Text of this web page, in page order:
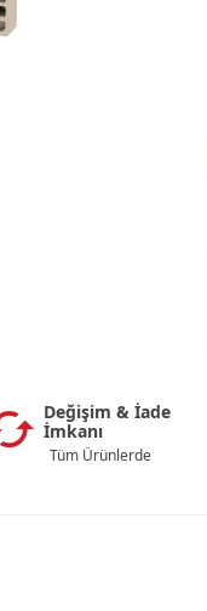
Değişim & İade
İmkanı
Tüm Ürünlerde